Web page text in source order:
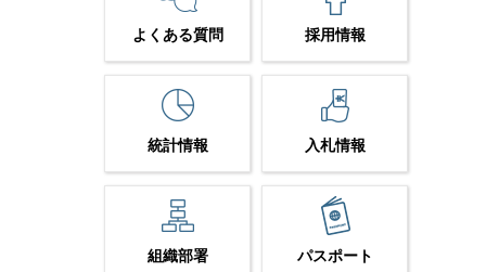
よくある質問 採用情報
統計情報 入札情報
組織部署 パスポート